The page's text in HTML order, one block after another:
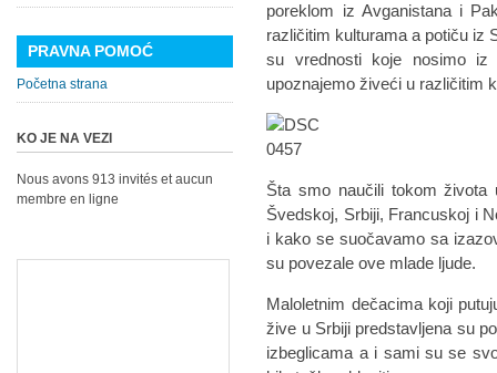
poreklom iz Avganistana i
različitim kulturama a potiču iz
su vrednosti koje nosimo
upoznajemo živeći u različitim
Šta smo naučili tokom života
Švedskoj, Srbiji, Francuskoj i
i kako se suočavamo sa
su povezale ove mlade ljude.
Maloletnim dečacima koji
žive u Srbiji predstavljena su
izbeglicama a i sami su se
PRAVNA POMOĆ
Početna strana
KO JE NA VEZI
Nous avons 913 invités et aucun
membre en ligne